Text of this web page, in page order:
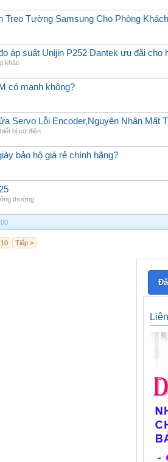
Treo Tường Samsung Cho Phòng Khách
áp suất Unijin P252 Dantek ưu đãi cho
khác
có mạnh không?
Servo Lỗi Encoder,Nguyên Nhân Mất
bị cơ điện
bảo hộ giá rẻ chính hãng?
thường
10 Tiếp >